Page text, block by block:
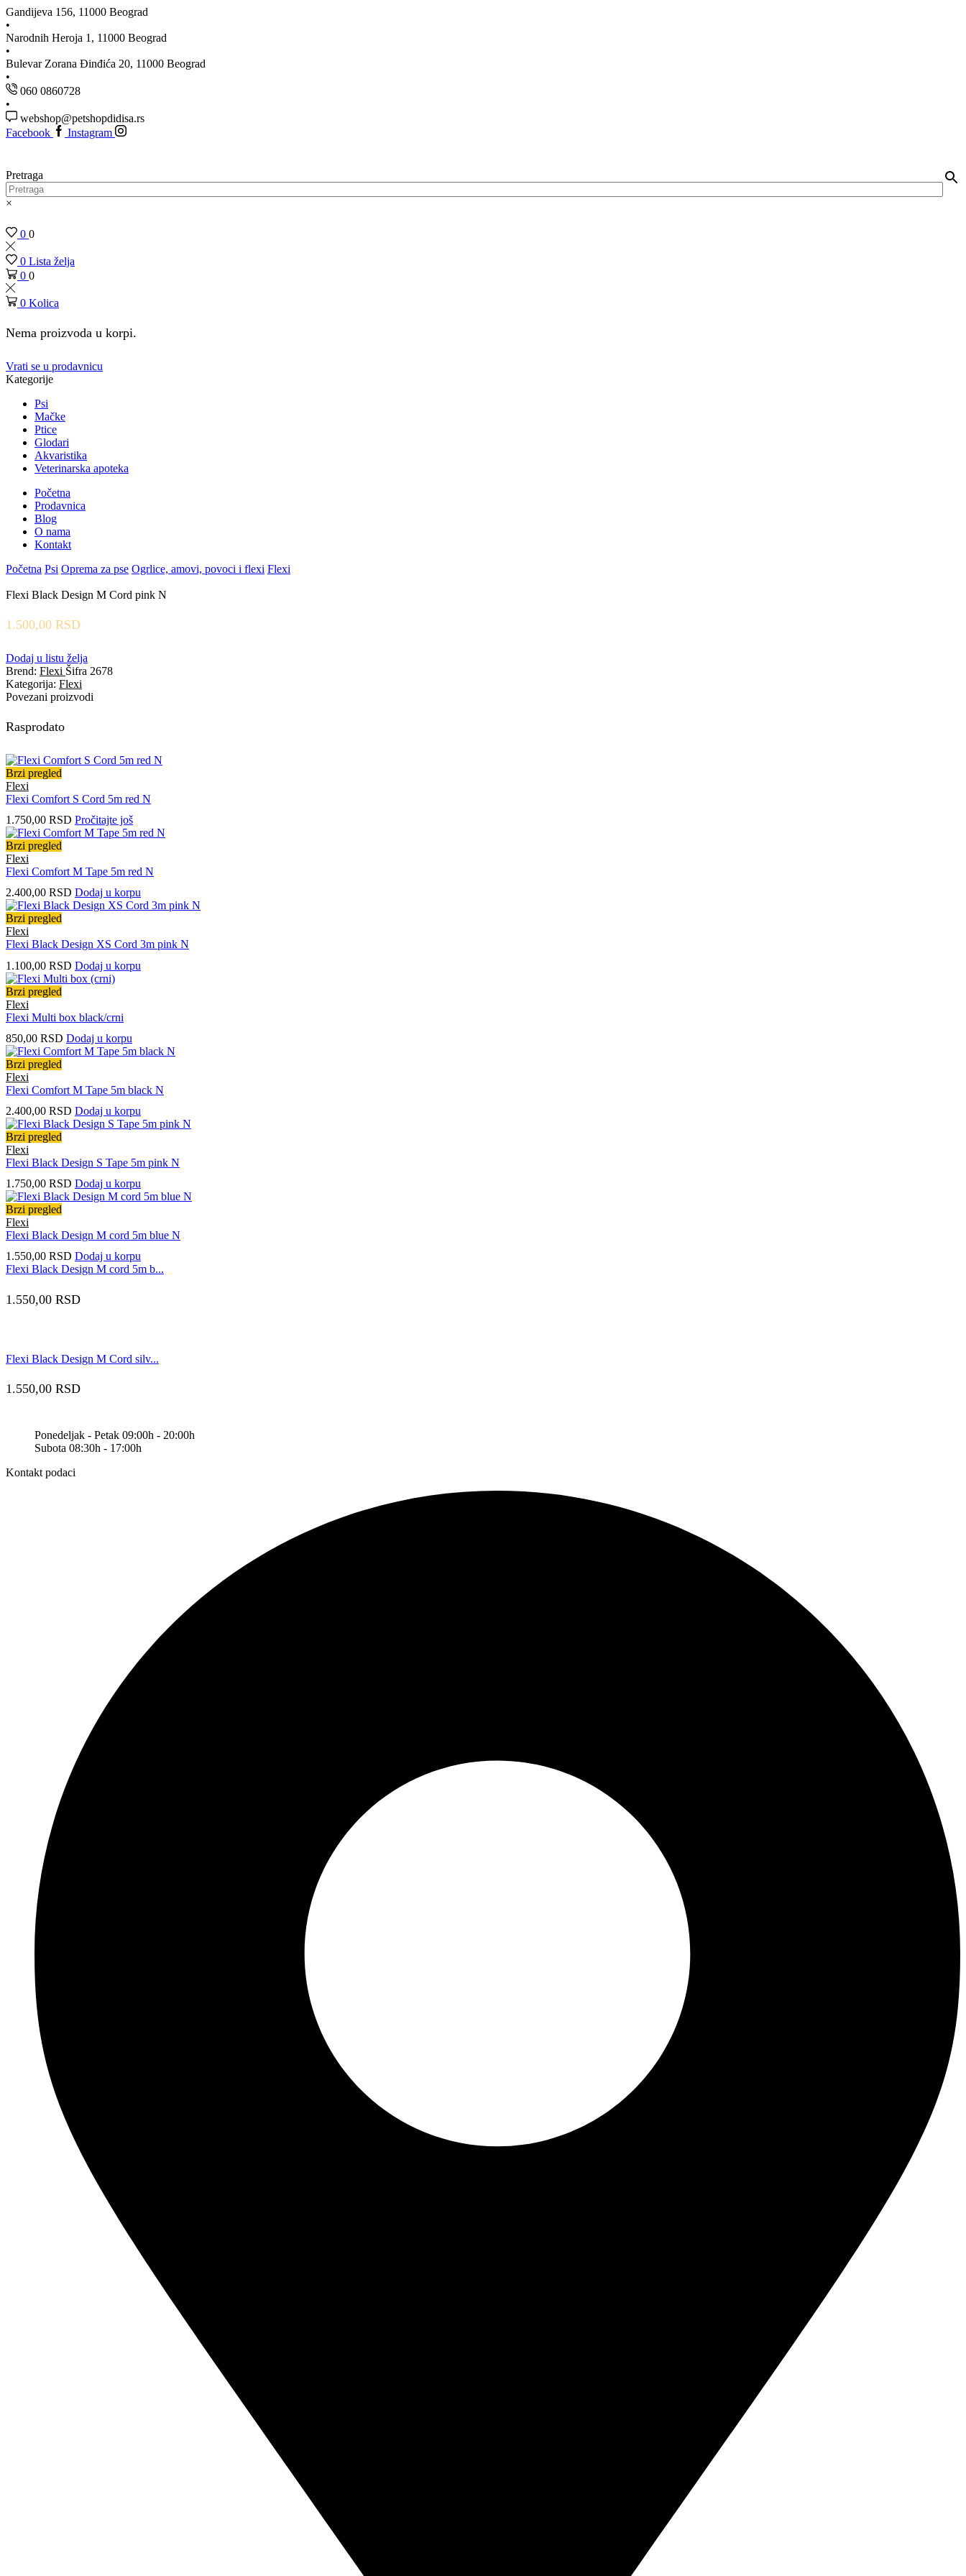
Gandijeva 156, 11000 Beograd
Narodnih Heroja 1, 11000 Beograd
Bulevar Zorana Đinđića 20, 11000 Beograd
060 0860728
webshop@petshopdidisa.rs
Facebook
Instagram
Pretraga
×
0 0
0 Lista želja
0 0
0 Kolica
Nema proizvoda u korpi.
Vrati se u prodavnicu
Kategorije
Psi
Mačke
Ptice
Glodari
Akvaristika
Veterinarska apoteka
Početna
Prodavnica
Blog
O nama
Kontakt
Početna Psi Oprema za pse Ogrlice, amovi, povoci i flexi Flexi
Flexi Black Design M Cord pink N
1.500,00 RSD
Dodaj u listu želja
Brend: Flexi Šifra 2678
Kategorija: Flexi
Povezani proizvodi
Rasprodato
Brzi pregled
Flexi
Flexi Comfort S Cord 5m red N
1.750,00 RSD Pročitajte još
Brzi pregled
Flexi
Flexi Comfort M Tape 5m red N
2.400,00 RSD Dodaj u korpu
Brzi pregled
Flexi
Flexi Black Design XS Cord 3m pink N
1.100,00 RSD Dodaj u korpu
Brzi pregled
Flexi
Flexi Multi box black/crni
850,00 RSD Dodaj u korpu
Brzi pregled
Flexi
Flexi Comfort M Tape 5m black N
2.400,00 RSD Dodaj u korpu
Brzi pregled
Flexi
Flexi Black Design S Tape 5m pink N
1.750,00 RSD Dodaj u korpu
Brzi pregled
Flexi
Flexi Black Design M cord 5m blue N
1.550,00 RSD Dodaj u korpu
Flexi Black Design M cord 5m b...
1.550,00 RSD
Flexi Black Design M Cord silv...
1.550,00 RSD
Ponedeljak - Petak 09:00h - 20:00h
Subota 08:30h - 17:00h
Kontakt podaci